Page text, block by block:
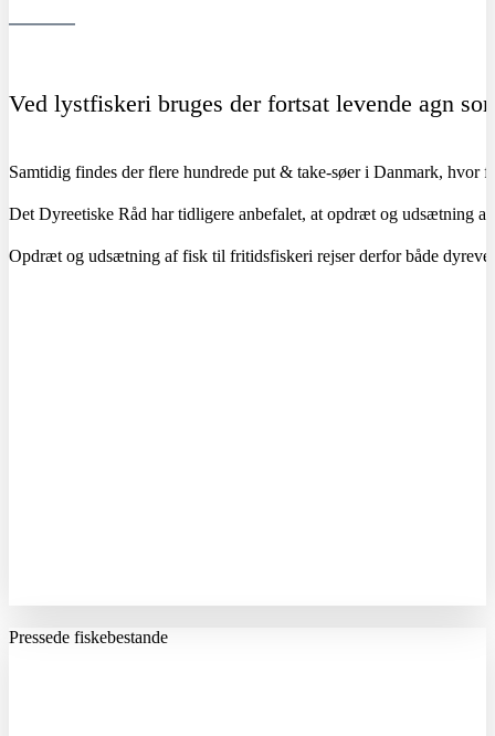
Ved lystfiskeri bruges der fortsat levende agn
Samtidig findes der flere hundrede put & take-søer i Danmark, hvor
Det Dyreetiske Råd har tidligere anbefalet, at opdræt og udsætning
Opdræt og udsætning af fisk til fritidsfiskeri rejser derfor både
Pressede fiskebestande